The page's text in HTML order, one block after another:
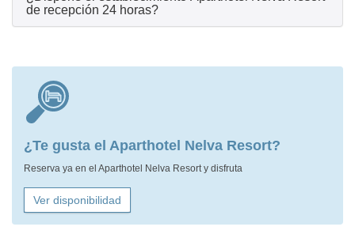
de recepción 24 horas?
¿Te gusta el Aparthotel Nelva Resort?
Reserva ya en el Aparthotel Nelva Resort y disfruta
Ver disponibilidad